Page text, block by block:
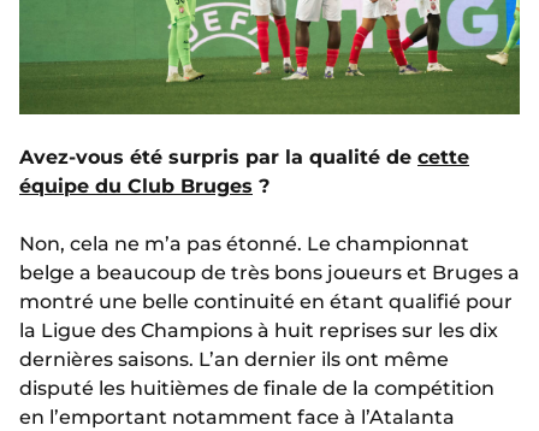
Avez-vous été surpris par la qualité de cette
équipe du Club Bruges ?
Non, cela ne m’a pas étonné. Le championnat
belge a beaucoup de très bons joueurs et Bruges a
montré une belle continuité en étant qualifié pour
la Ligue des Champions à huit reprises sur les dix
dernières saisons. L’an dernier ils ont même
disputé les huitièmes de finale de la compétition
en l’emportant notamment face à l’Atalanta